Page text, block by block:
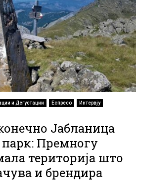
и Дегустации Еспресо
Интервју
Јабланица
Премногу
територија што
и брендира